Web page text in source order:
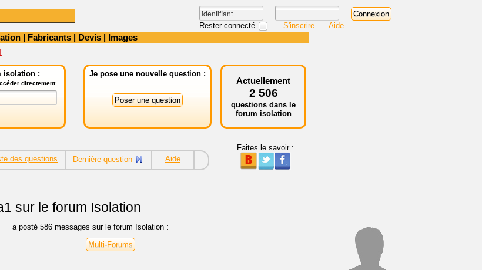
Rester connecté S'inscrire Aide
| Fabricants | Devis | Images
isolation :
directement
Je pose une nouvelle question :
Actuellement
2 506
questions dans le
forum isolation
des questions Dernière question Aide
Faites le savoir :
sur le forum Isolation
a posté 586 messages sur le forum Isolation :
Multi-Forums